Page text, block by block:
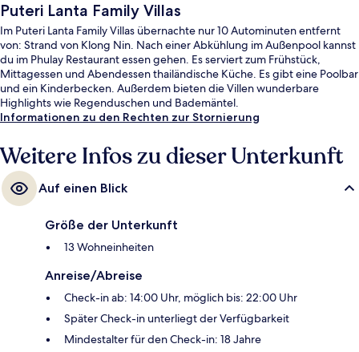
Puteri Lanta Family Villas
Im Puteri Lanta Family Villas übernachte nur 10 Autominuten entfernt
von: Strand von Klong Nin. Nach einer Abkühlung im Außenpool kannst
du im Phulay Restaurant essen gehen. Es serviert zum Frühstück,
Mittagessen und Abendessen thailändische Küche. Es gibt eine Poolbar
und ein Kinderbecken. Außerdem bieten die Villen wunderbare
Highlights wie Regenduschen und Bademäntel.
Informationen zu den Rechten zur Stornierung
Weitere Infos zu dieser Unterkunft
Auf einen Blick
Größe der Unterkunft
13 Wohneinheiten
Anreise/Abreise
Check-in ab: 14:00 Uhr, möglich bis: 22:00 Uhr
Später Check-in unterliegt der Verfügbarkeit
Mindestalter für den Check-in: 18 Jahre